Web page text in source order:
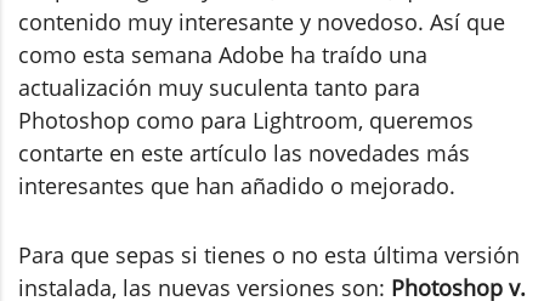
contenido muy interesante y novedoso. Así que
como esta semana Adobe ha traído una
actualización muy suculenta tanto para
Photoshop como para Lightroom, queremos
contarte en este artículo las novedades más
interesantes que han añadido o mejorado.
Para que sepas si tienes o no esta última versión
instalada, las nuevas versiones son: Photoshop v.